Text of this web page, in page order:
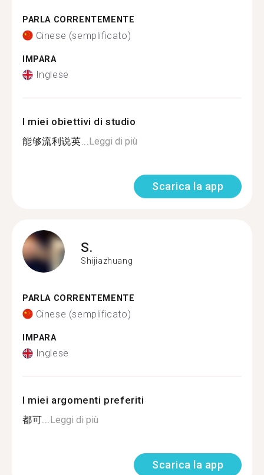
PARLA CORRENTEMENTE
Cinese (semplificato)
IMPARA
Inglese
I miei obiettivi di studio
能够流利说英...Leggi di più
Scarica la app
S.
Shijiazhuang
PARLA CORRENTEMENTE
Cinese (semplificato)
IMPARA
Inglese
I miei argomenti preferiti
都可...Leggi di più
Scarica la app